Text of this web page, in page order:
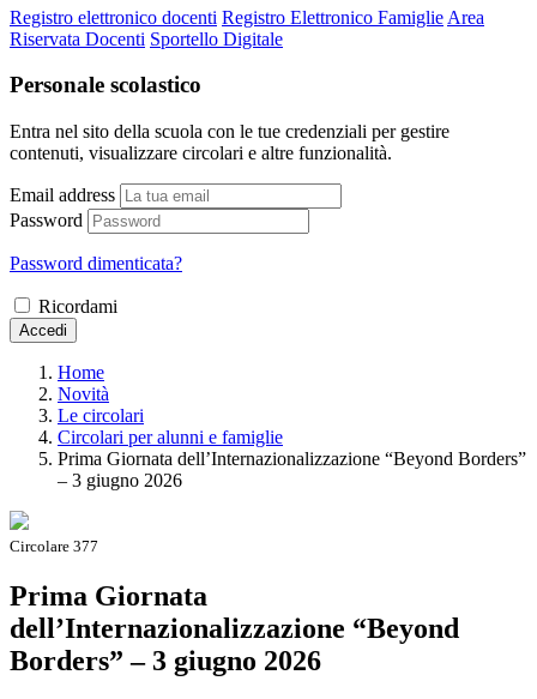
Registro elettronico docenti Registro Elettronico Famiglie Area
Riservata Docenti Sportello Digitale
Personale scolastico
Entra nel sito della scuola con le tue credenziali per gestire
contenuti, visualizzare circolari e altre funzionalità.
Email address
Password
Password dimenticata?
Ricordami
Accedi
Home
Novità
Le circolari
Circolari per alunni e famiglie
Prima Giornata dell’Internazionalizzazione “Beyond Borders”
– 3 giugno 2026
Circolare 377
Prima Giornata
dell’Internazionalizzazione “Beyond
Borders” – 3 giugno 2026